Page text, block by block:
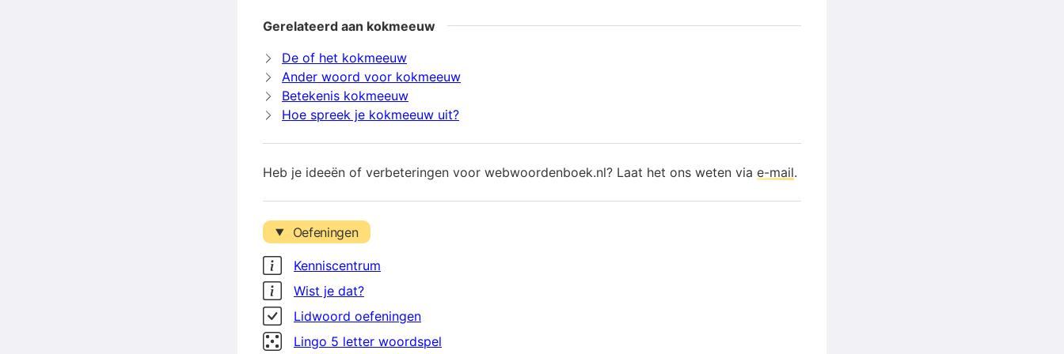
Gerelateerd aan kokmeeuw
De of het kokmeeuw
Ander woord voor kokmeeuw
Betekenis kokmeeuw
Hoe spreek je kokmeeuw uit?
Heb je ideeën of verbeteringen voor webwoordenboek.nl? Laat het ons weten via e-mail.
Oefeningen
Kenniscentrum
Wist je dat?
Lidwoord oefeningen
Lingo 5 letter woordspel